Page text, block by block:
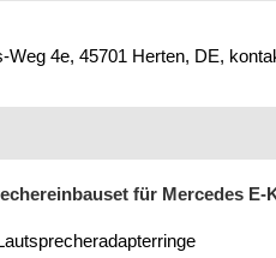
4e, 45701 Herten, DE,
für Mercedes E-